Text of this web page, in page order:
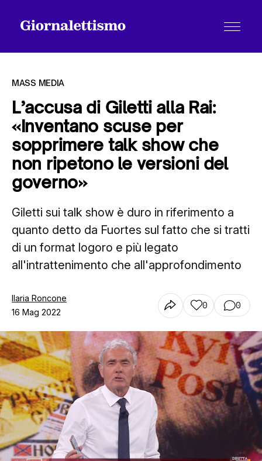
Tutti gli articoli
Chi siamo
Contatti
MASS MEDIA
L’accusa di Giletti alla Rai:
«Inventano scuse per
sopprimere talk show che
non ripetono le versioni del
governo»
Giletti sui talk show è duro in riferimento a
quanto detto da Fuortes sul fatto che si tratti
di un format logoro e più legato
all'intrattenimento che all'approfondimento
Ilaria Roncone
16 Mag 2022
0 0